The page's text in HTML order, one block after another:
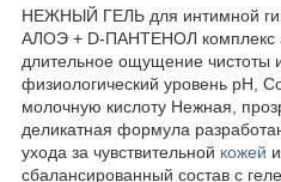
НЕЖНЫЙ ГЕЛЬ для интимной
АЛОЭ + D-ПАНТЕНОЛ комплекс
длительное ощущение чистоты
физиологический уровень pН,
молочную кислоту Нежная,
деликатная формула
ухода за чувствительной кожей
сбалансированный состав с